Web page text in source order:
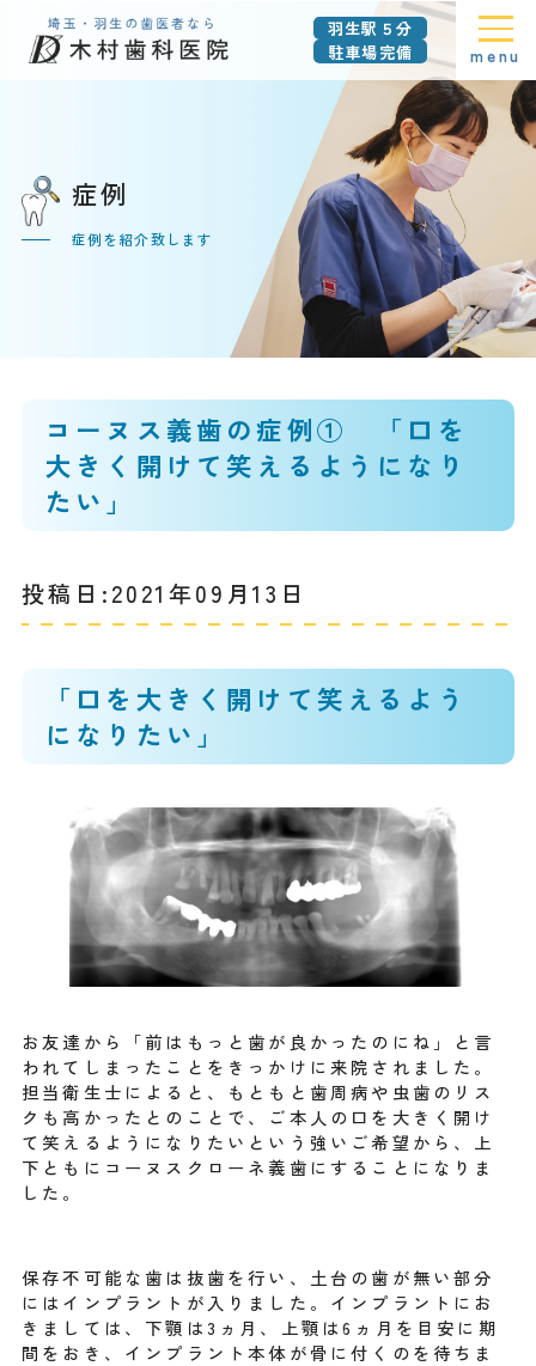
羽生駅５分
駐車場完備
menu
症例
症例を紹介致します
コーヌス義歯の症例① 「口を
大きく開けて笑えるようになり
たい」
投稿日:2021年09月13日
「口を大きく開けて笑えるよう
になりたい」
お友達から「前はもっと歯が良かったのにね」と言
われてしまったことをきっかけに来院されました。
担当衛生士によると、もともと歯周病や虫歯のリス
クも高かったとのことで、ご本人の口を大きく開け
て笑えるようになりたいという強いご希望から、上
下ともにコーヌスクローネ義歯にすることになりま
した。
保存不可能な歯は抜歯を行い、土台の歯が無い部分
にはインプラントが入りました。インプラントにお
きましては、下顎は3ヵ月、上顎は6ヵ月を目安に期
間をおき、インプラント本体が骨に付くのを待ちま